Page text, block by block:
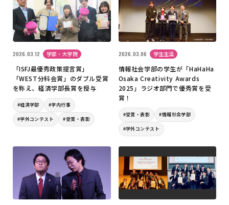
2026.03.12 学部・大学院
「ISFJ最優秀政策提言賞」
「WEST分科会賞」のダブル受賞
を称え、経済学部長賞を授与
#経済学部 #学内行事
#学外コンテスト #受賞・表彰
2026.03.06 学生生活
情報社会学部の学生が「HaHaHa
Osaka Creativity Awards
2025」ラジオ部門で優秀賞を受
賞！
#受賞・表彰 #情報社会学部
#学外コンテスト